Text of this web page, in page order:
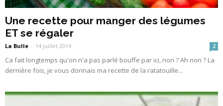
Une recette pour manger des légumes
ET se régaler
La Bulle - 14 juillet 2014 2
Ca fait longtemps qu'on n'a pas parlé bouffe par ici, non ? Ah non ? La
dernière fois, je vous donnais ma recette de la ratatouille...